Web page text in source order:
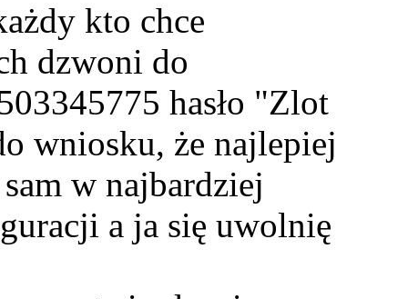
kto chce
dzwoni do
hasło "Zlot
wniosku, że najlepiej
w najbardziej
a ja się uwolnię